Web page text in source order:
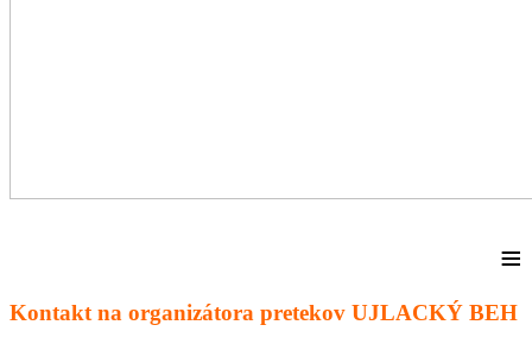
≡
Kontakt na organizátora pretekov UJLACKÝ BEH